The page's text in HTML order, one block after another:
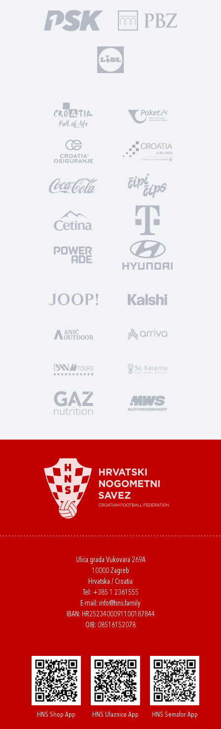
Ulica grada Vukovara 269A
10000 Zagreb
Hrvatska / Croatia
Tel: +385 1 2361555
E-mail: info@hns.family
IBAN: HR2523400091100187844
OIB: 08516152078
HNS Shop App HNS Ulaznice App HNS Semafor App